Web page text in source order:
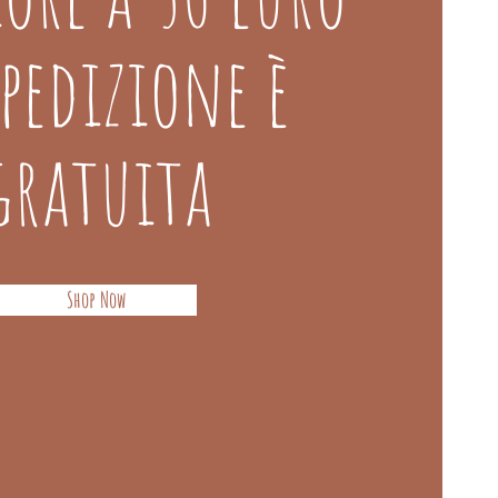
è
Shop Now